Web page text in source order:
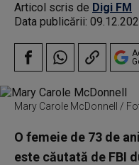
Articol scris de Digi FM
Data publicării:
Mary Carole McDonnell /
O femeie de 73 de
este căutată de FBI